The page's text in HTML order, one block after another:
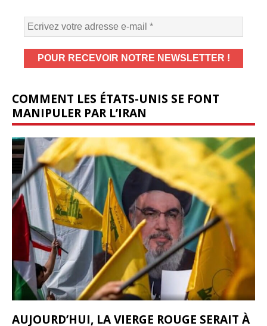
COMMENT LES ÉTATS-UNIS SE FONT
MANIPULER PAR L’IRAN
AUJOURD’HUI, LA VIERGE ROUGE SERAIT À